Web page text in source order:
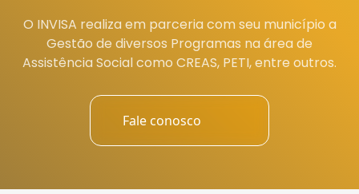
O INVISA realiza em parceria com seu município a
Gestão de diversos Programas na área de
Assistência Social como CREAS, PETI, entre outros.
Fale conosco